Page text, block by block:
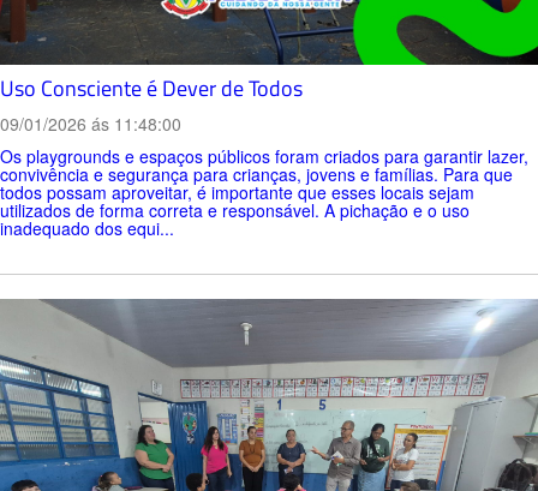
Uso Consciente é Dever de Todos
09/01/2026 ás 11:48:00
Os playgrounds e espaços públicos foram criados para garantir lazer,
convivência e segurança para crianças, jovens e famílias. Para que
todos possam aproveitar, é importante que esses locais sejam
utilizados de forma correta e responsável. A pichação e o uso
inadequado dos equi...